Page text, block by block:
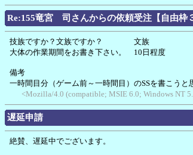
Re:155竜宮 司さんからの依頼受注【自由枠
技族ですか？文族ですか？ 文族
大体の作業期間をお書き下さい。 10日程度
備考
一時間目分（ゲーム前～一時間目）のSSを書こうと
<Mozilla/4.0 (compatible; MSIE 6.0; Windows NT
遅延申請
絶賛、遅延中でございます。